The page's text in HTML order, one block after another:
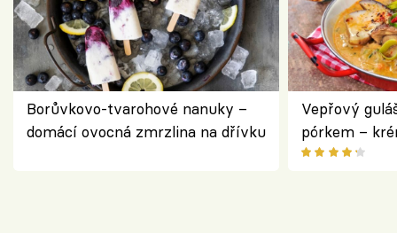
Borůvkovo-tvarohové nanuky –
domácí ovocná zmrzlina na dřívku
Vepřový
pórkem –
pokrm z